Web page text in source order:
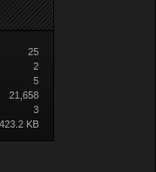
25
2
5
21,658
3
423.2 KB